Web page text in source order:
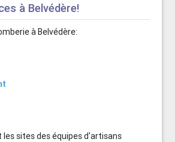
à Belvédère!
à Belvédère:
sites des équipes d'artisans